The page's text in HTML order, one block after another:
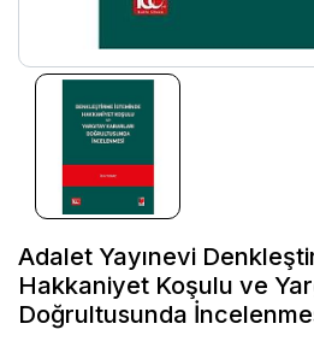
Adalet Yayınevi
Hakkaniyet Koşulu ve
Doğrultusunda